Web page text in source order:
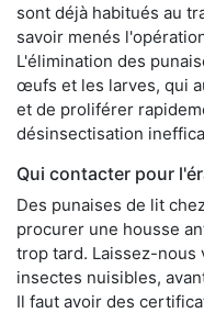
sont déjà habitués au
savoir menés
L'élimination des
œufs et les larves, qui
et de proliférer
désinsectisation
Qui contacter pour
Des punaises de lit
procurer une housse
trop tard. Laissez-nous
insectes nuisibles,
Il faut avoir des